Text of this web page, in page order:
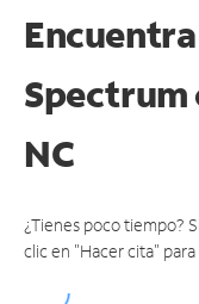
Spectrum
NC
¿Tienes poco tiempo?
clic en "Hacer cita"